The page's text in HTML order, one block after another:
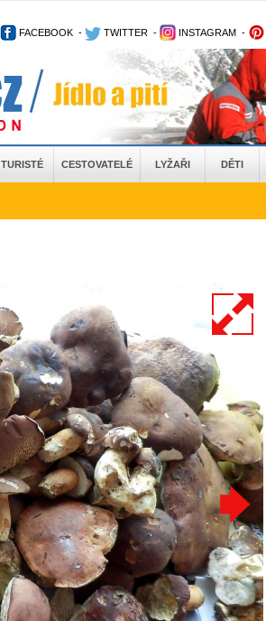
FACEBOOK - TWITTER - INSTAGRAM -
TURISTÉ CESTOVATELÉ LYŽAŘI DĚTI